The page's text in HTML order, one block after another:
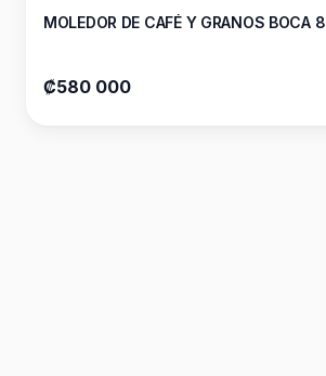
MOLEDOR DE CAFÉ Y GRANOS BOCA 8
₡580 000